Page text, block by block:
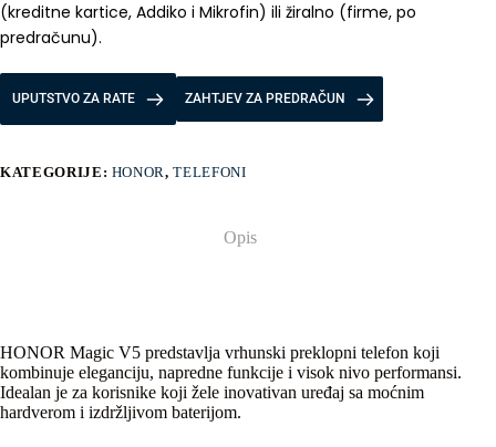
(kreditne kartice, Addiko i Mikrofin) ili žiralno (firme, po
predračunu).
UPUTSTVO ZA RATE ZAHTJEV ZA PREDRAČUN
KATEGORIJE: HONOR,TELEFONI
Opis
HONOR Magic V5 predstavlja vrhunski preklopni telefon koji
kombinuje eleganciju, napredne funkcije i visok nivo performansi.
Idealan je za korisnike koji žele inovativan uređaj sa moćnim
hardverom i izdržljivom baterijom.